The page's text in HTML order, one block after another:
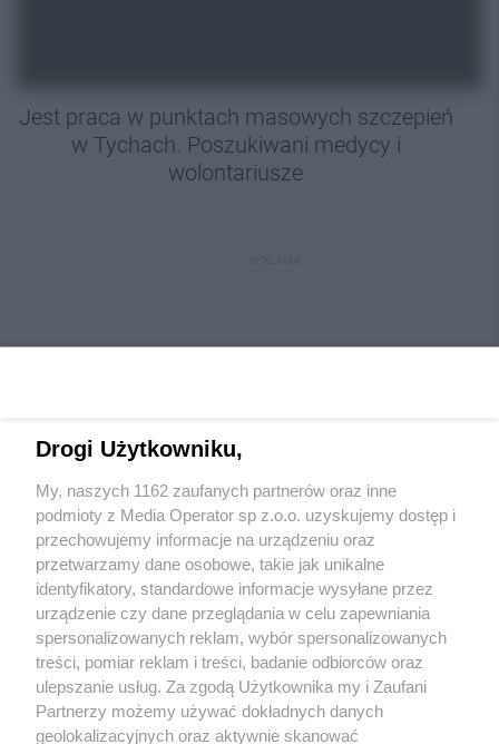
Jest praca w punktach masowych szczepień
w Tychach. Poszukiwani medycy i
wolontariusze
Wydawca mediówlokalnych
Nie zapomnij
zapoznać się z:
polityką prywatności regulamin korzystania z portali
Twojemiasto
Piekary Śląskie
Skontakuj sięz nami
Kontakt
Drogi Użytkowniku,
My, naszych 1162 zaufanych partnerów oraz inne
podmioty z Media Operator sp z.o.o. uzyskujemy dostęp i
przechowujemy informacje na urządzeniu oraz
przetwarzamy dane osobowe, takie jak unikalne
identyfikatory, standardowe informacje wysyłane przez
urządzenie czy dane przeglądania w celu zapewniania
spersonalizowanych reklam, wybór spersonalizowanych
treści, pomiar reklam i treści, badanie odbiorców oraz
ulepszanie usług. Za zgodą Użytkownika my i Zaufani
Partnerzy możemy używać dokładnych danych
geolokalizacyjnych oraz aktywnie skanować